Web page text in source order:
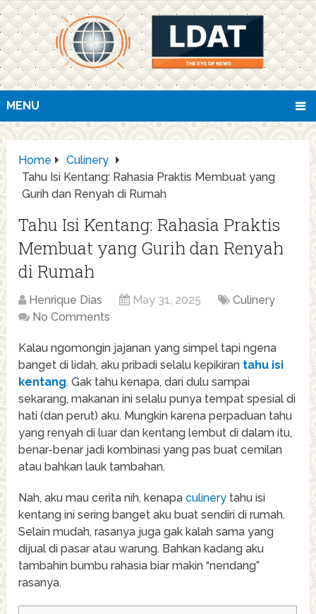
MENU
Home
Culinery
Tahu Isi Kentang: Rahasia Praktis Membuat yang
Gurih dan Renyah di Rumah
Tahu Isi Kentang: Rahasia Praktis
Membuat yang Gurih dan Renyah
di Rumah
Henrique Dias May 31, 2025
Culinery
No Comments
Kalau ngomongin jajanan yang simpel tapi ngena
banget di lidah, aku pribadi selalu kepikiran tahu isi
kentang. Gak tahu kenapa, dari dulu sampai
sekarang, makanan ini selalu punya tempat spesial di
hati (dan perut) aku. Mungkin karena perpaduan tahu
yang renyah di luar dan kentang lembut di dalam itu,
benar-benar jadi kombinasi yang pas buat cemilan
atau bahkan lauk tambahan.
Nah, aku mau cerita nih, kenapaculinery tahu isi
kentang ini sering banget aku buat sendiri di rumah.
Selain mudah, rasanya juga gak kalah sama yang
dijual di pasar atau warung. Bahkan kadang aku
tambahin bumbu rahasia biar makin “nendang”
rasanya.